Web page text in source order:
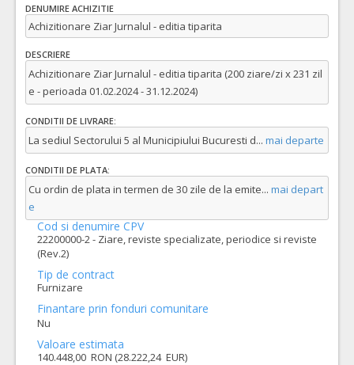
DENUMIRE ACHIZITIE
Achizitionare Ziar Jurnalul - editia tiparita
DESCRIERE
Achizitionare Ziar Jurnalul - editia tiparita (200 ziare/zi x 231 zil
e - perioada 01.02.2024 - 31.12.2024)
CONDITII DE LIVRARE:
La sediul Sectorului 5 al Municipiului Bucuresti d... mai departe
CONDITII DE PLATA:
Cu ordin de plata in termen de 30 zile de la emite... mai depart
e
Cod si denumire CPV
22200000-2 - Ziare, reviste specializate, periodice si reviste
(Rev.2)
Tip de contract
Furnizare
Finantare prin fonduri comunitare
Nu
Valoare estimata
140.448,00 RON (28.222,24 EUR)